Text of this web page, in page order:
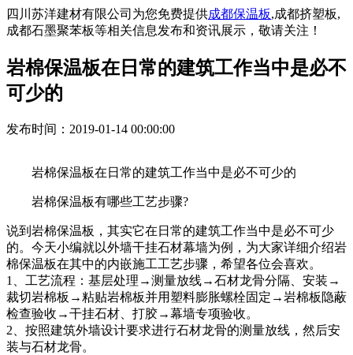
四川苏洋建材有限公司为您免费提供成都保温板,成都挤塑板,
成都石墨聚苯板等相关信息发布和资讯展示，敬请关注！
岩棉保温板在日常的建筑工作当中是必不
可少的
发布时间：2019-01-14 00:00:00
岩棉保温板在日常的建筑工作当中是必不可少的
岩棉保温板有哪些工艺步骤?
说到岩棉保温板，其实它在日常的建筑工作当中是必不可少
的。今天小编就以外墙干挂石材幕墙为例，为大家详细介绍岩
棉保温板在其中的内嵌施工工艺步骤，希望各位会喜欢。
1、工艺流程：基层处理→测量放线→石材龙骨分隔、安装→
裁切岩棉板→粘贴岩棉板并用塑料膨胀螺栓固定→岩棉板隐蔽
检查验收→干挂石材、打胶→幕墙专项验收。
2、按照建筑外墙设计要求进行石材龙骨的测量放线，然后安
装与石材龙骨。